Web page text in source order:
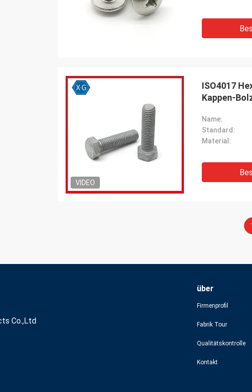
VIDEO
ISO4017
Kappen-
Name:
Standard:
Material:
Co.,Ltd
über
Firmenprofil
Fabrik Tour
Qualitätskontrolle
Kontakt